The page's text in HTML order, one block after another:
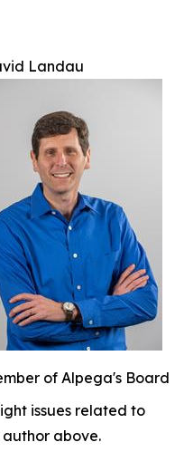
Landau
of Alpega's Board
issues related to
above.